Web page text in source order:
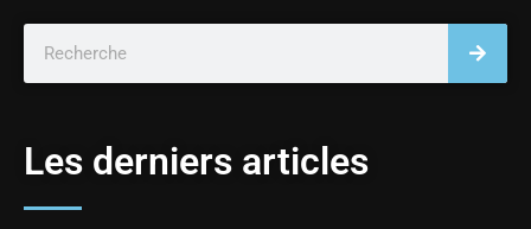
Les derniers articles